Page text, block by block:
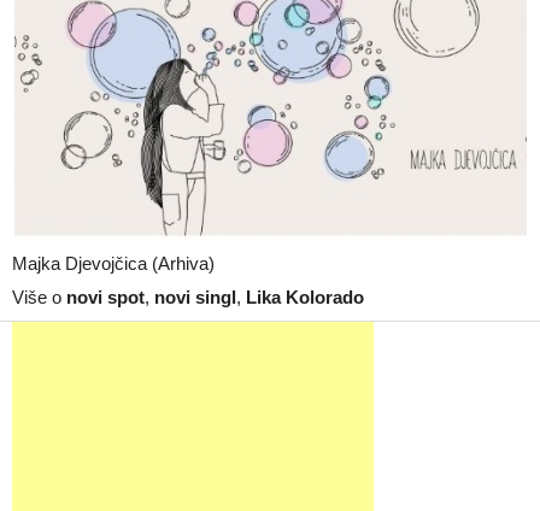
Majka Djevojčica (Arhiva)
Više o novi spot, novi singl, Lika Kolorado